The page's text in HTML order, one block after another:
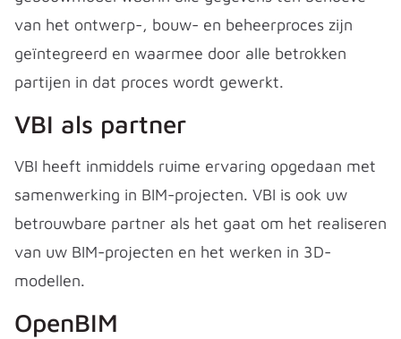
van het ontwerp-, bouw- en beheerproces zijn
geïntegreerd en waarmee door alle betrokken
partijen in dat proces wordt gewerkt.
VBI als partner
VBI heeft inmiddels ruime ervaring opgedaan met
samenwerking in BIM-projecten. VBI is ook uw
betrouwbare partner als het gaat om het realiseren
van uw BIM-projecten en het werken in 3D-
modellen.
OpenBIM